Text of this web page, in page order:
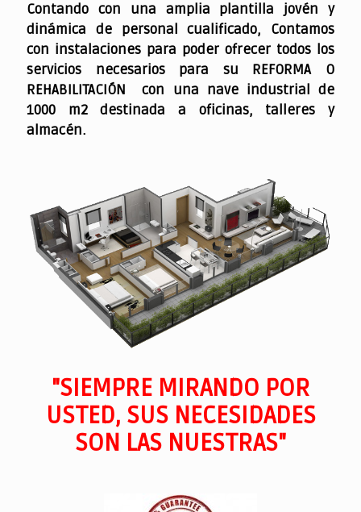
Contando con una amplia plantilla jovén y
dinámica de personal cualificado, Contamos
con instalaciones para poder ofrecer todos los
servicios necesarios para su REFORMA O
REHABILITACIÓN con una nave industrial de
1000 m2 destinada a oficinas, talleres y
almacén.
"SIEMPRE MIRANDO POR
USTED, SUS NECESIDADES
SON LAS NUESTRAS"